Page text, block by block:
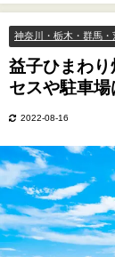
り畑の2022年開花状況
神奈川・栃木・群馬
益子ひまわ
セスや駐車場
2022-08-16